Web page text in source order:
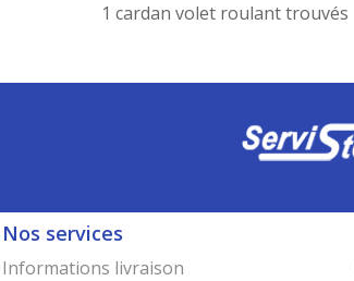
1 cardan volet roulant trouvés
Nos services
Informations livraison